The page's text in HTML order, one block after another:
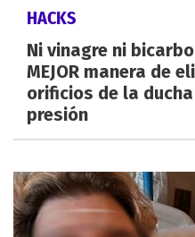
HACKS
Ni vinagre ni
MEJOR manera de
orificios de la ducha
presión